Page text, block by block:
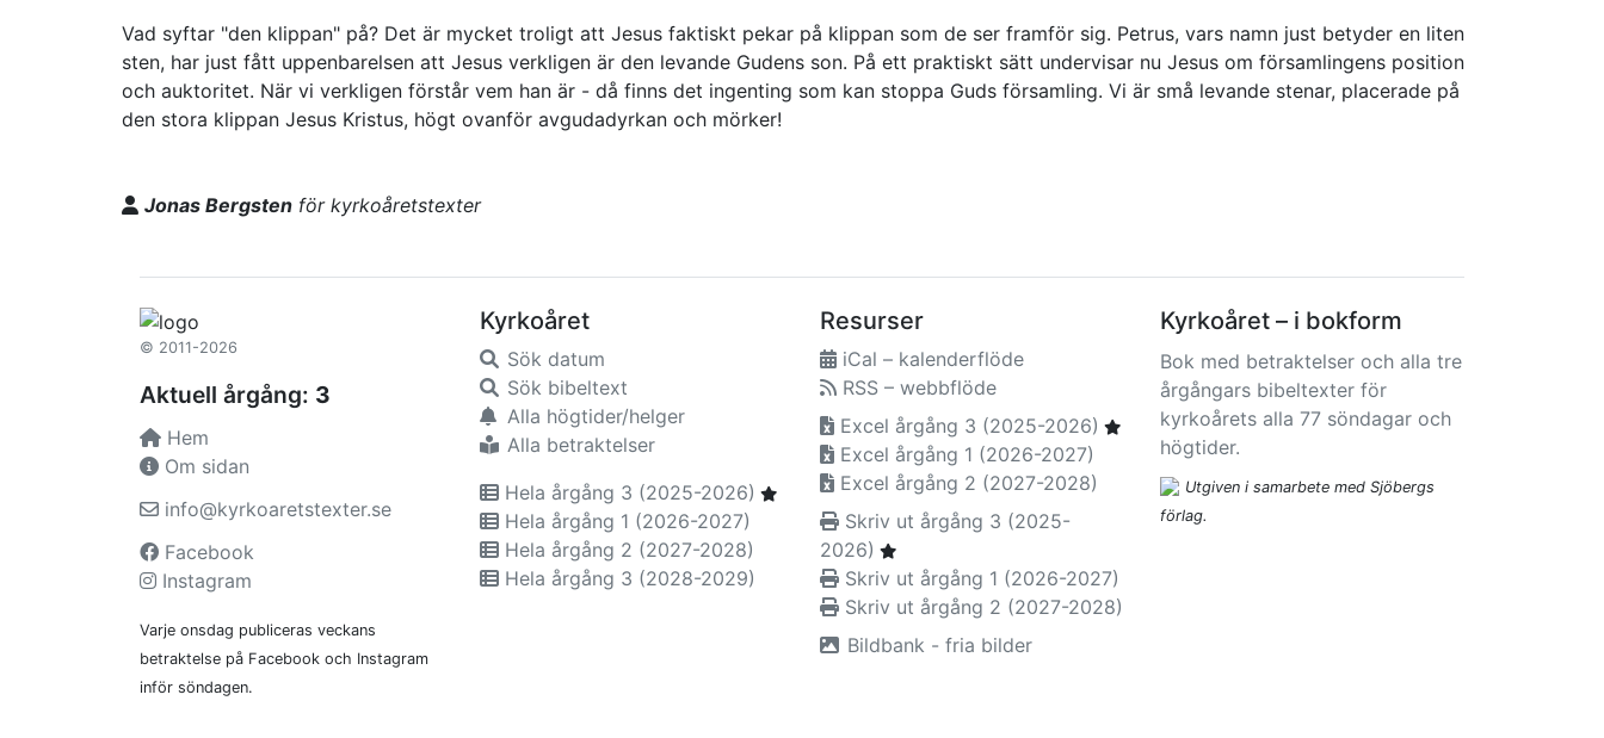
Vad syftar "den klippan" på? Det är mycket troligt att Jesus faktiskt pekar på klippan som de ser framför sig. Petrus, vars namn just betyder en liten
sten, har just fått uppenbarelsen att Jesus verkligen är den levande Gudens son. På ett praktiskt sätt undervisar nu Jesus om församlingens position
och auktoritet. När vi verkligen förstår vem han är - då finns det ingenting som kan stoppa Guds församling. Vi är små levande stenar, placerade på
den stora klippan Jesus Kristus, högt ovanför avgudadyrkan och mörker!
Jonas Bergsten för kyrkoåretstexter
© 2011-2026
Aktuell årgång: 3
Hem
Om sidan
info@kyrkoaretstexter.se
Facebook
Instagram
Varje onsdag publiceras veckans
betraktelse på Facebook och Instagram
inför söndagen.
Kyrkoåret
Sök datum
Sök bibeltext
Alla högtider/helger
Alla betraktelser
Hela årgång 3 (2025-2026)
Hela årgång 1 (2026-2027)
Hela årgång 2 (2027-2028)
Hela årgång 3 (2028-2029)
Resurser
iCal – kalenderflöde
RSS – webbflöde
Excel årgång 3 (2025-2026)
Excel årgång 1 (2026-2027)
Excel årgång 2 (2027-2028)
Skriv ut årgång 3 (2025-
2026)
Skriv ut årgång 1 (2026-2027)
Skriv ut årgång 2 (2027-2028)
Bildbank - fria bilder
Kyrkoåret – i bokform
Bok med betraktelser och alla tre
årgångars bibeltexter för
kyrkoårets alla 77 söndagar och
högtider.
Utgiven i samarbete med Sjöbergs
förlag.